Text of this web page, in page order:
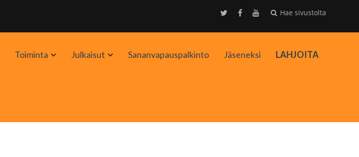
Hae sivustolta
Toiminta AvaaJulkaisut AvaaSananvapauspalkinto Jäseneksi LAHJOITA